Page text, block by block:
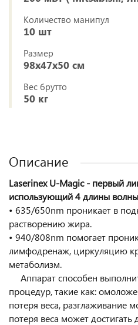
Количество манипул
10 шт
Размер
98х47х50 см
Вес брутто
50 кг
Описание
Laserinex U-Magic - первый
использующий 4 длины
• 635/650nm проникает в
растворению жира.
• 940/808nm помогает
лимфодренаж, циркуляцию
метаболизм.
Аппарат способен
процедур, такие как:
потеря веса, разглаживание
потеря веса может